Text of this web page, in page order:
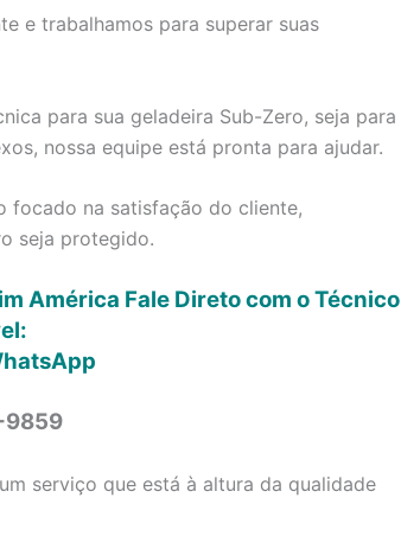
e trabalhamos para superar suas
para sua geladeira Sub-Zero, seja para
nossa equipe está pronta para ajudar.
focado na satisfação do cliente,
seja protegido.
América Fale Direto com o Técnico
9859
serviço que está à altura da qualidade